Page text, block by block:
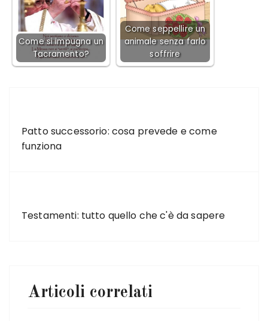
Come si impugna un
Tacramento?
Come seppellire un
animale senza farlo
soffrire
Patto successorio: cosa prevede e come
funziona
Testamenti: tutto quello che c'è da sapere
Articoli correlati